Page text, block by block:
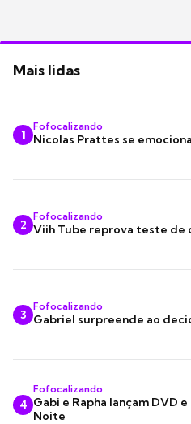
Mais lidas
1
Fofocalizando
Nicolas Prattes se
2
Fofocalizando
Viih Tube reprova teste de
3
Fofocalizando
Gabriel surpreende ao
4
Fofocalizando
Gabi e Rapha lançam DVD
Noite